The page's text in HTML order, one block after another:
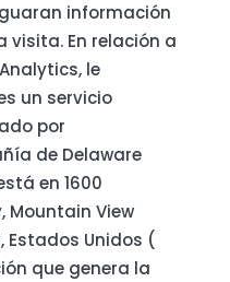
información
visita. En relación a
le
un servicio
por
de Delaware
en 1600
Mountain View
Estados Unidos (
que genera la